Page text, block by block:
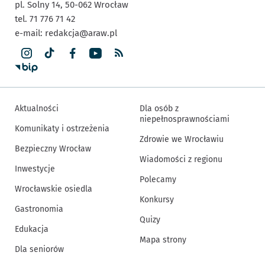
pl. Solny 14, 50-062 Wrocław
tel. 71 776 71 42
e-mail: redakcja@araw.pl
Aktualności
Komunikaty i ostrzeżenia
Bezpieczny Wrocław
Inwestycje
Wrocławskie osiedla
Gastronomia
Edukacja
Dla seniorów
Dla osób z
niepełnosprawnościami
Zdrowie we Wrocławiu
Wiadomości z regionu
Polecamy
Konkursy
Quizy
Mapa strony